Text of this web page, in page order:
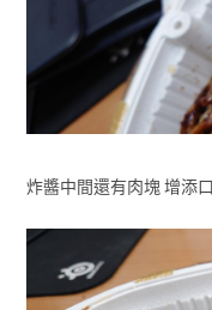
炸醬中間還有肉塊 增添